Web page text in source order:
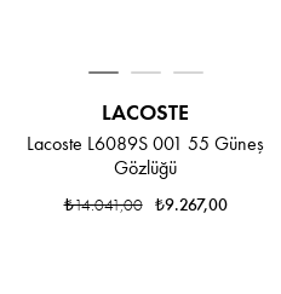
LACOSTE
Lacoste L6089S 001 55 Güneş
Gözlüğü
₺9.267,00
₺14.041,00